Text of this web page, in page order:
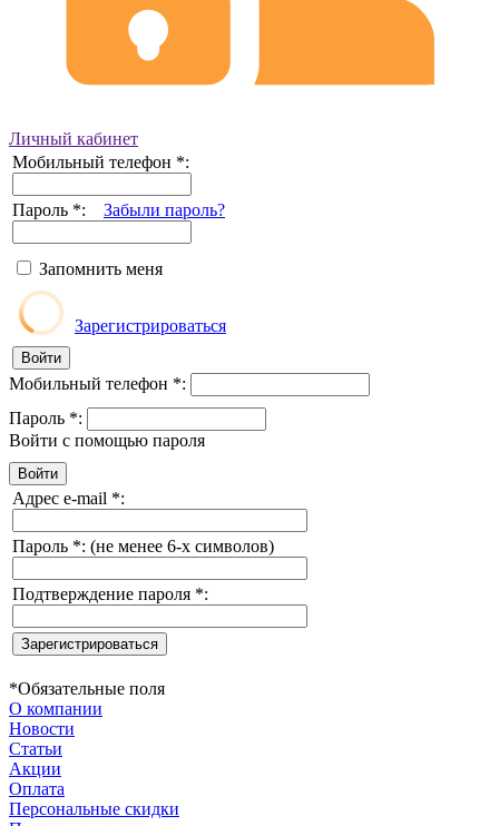
Личный кабинет
Мобильный телефон *:
Пароль *: Забыли пароль?
Запомнить меня
Зарегистрироваться
Мобильный телефон *:
Пароль *:
Войти с помощью пароля
Адрес e-mail *:
Пароль *: (не менее 6-х символов)
Подтверждение пароля *:
*Обязательные поля
О компании
Новости
Статьи
Акции
Оплата
Персональные скидки